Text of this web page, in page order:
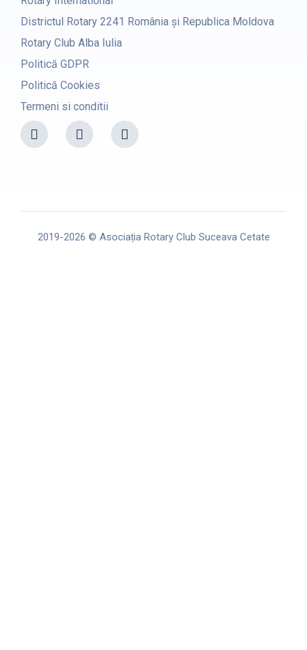
Districtul Rotary 2241 România și Republica Moldova
Rotary Club Alba Iulia
Politică GDPR
Politică Cookies
Termeni si conditii
F
a
c
o
I
n
s
r
m
Y
o
u
e
2019-2026 © Asociația Rotary Club Suceava Cetate